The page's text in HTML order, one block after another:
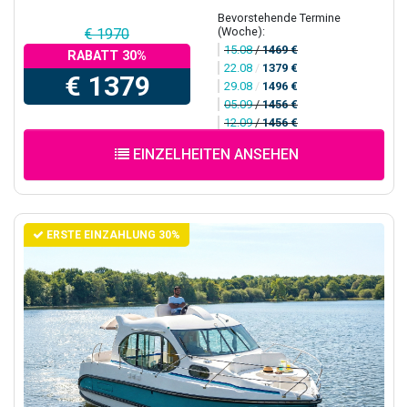
€ 1970
RABATT 30%
€ 1379
Bevorstehende Termine
(Woche):
15.08/1469 €
22.08 / 1379 €
29.08 / 1496 €
05.09/1456 €
12.09/1456 €
EINZELHEITEN ANSEHEN
ERSTE EINZAHLUNG 30%